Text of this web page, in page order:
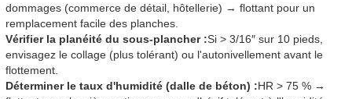
dommages (commerce de détail, hôtellerie) → flottant pour un
remplacement facile des planches.
Vérifier la planéité du sous-plancher :Si > 3/16″ sur 10 pieds,
envisagez le collage (plus tolérant) ou l'autonivellement avant le
flottement.
Déterminer le taux d'humidité (dalle de béton) :HR > 75 % →